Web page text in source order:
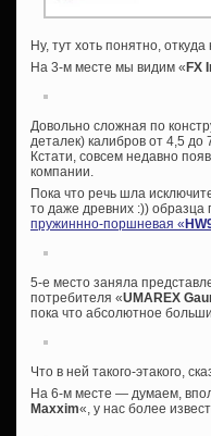
Ну, тут хоть понятно,
На 3-м месте мы видим « FX
Довольно сложная по
деталек) калибров от 4,5
Кстати, совсем недавно
компании.
Пока что речь шла
то даже древних :))
пружиннно-поршневая «
5-е место заняла
потребителя «UMAREX
пока что абсолютное
Что в ней такого-этакого,
На 6-м месте — думаем,
Maxxim«, у нас более